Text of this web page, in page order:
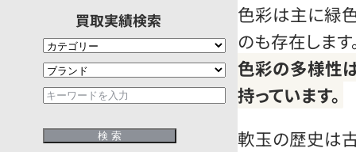
買取実績検索
色彩は主に緑
のも存在します
色彩の多様性
持っています。
軟玉の歴史は